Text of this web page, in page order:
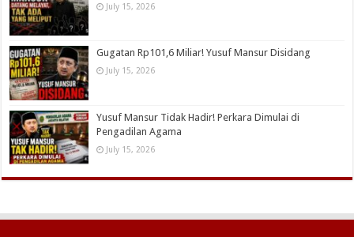
July 15, 2026
Gugatan Rp101,6 Miliar! Yusuf Mansur Disidang
July 15, 2026
Yusuf Mansur Tidak Hadir! Perkara Dimulai di
Pengadilan Agama
July 15, 2026